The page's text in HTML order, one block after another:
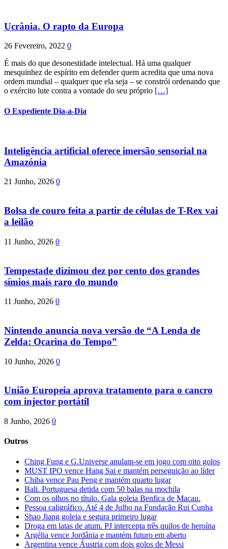
Ucrânia. O rapto da Europa
26 Fevereiro, 2022 0
É mais do que desonestidade intelectual. Há uma qualquer
mesquinhez de espírito em defender quem acredita que uma nova
ordem mundial – qualquer que ela seja – se constrói ordenando que
o exército lute contra a vontade do seu próprio […]
O Expediente Dia-a-Dia
Inteligência artificial oferece imersão sensorial na
Amazónia
21 Junho, 2026 0
Bolsa de couro feita a partir de células de T-Rex vai
a leilão
11 Junho, 2026 0
Tempestade dizimou dez por cento dos grandes
símios mais raro do mundo
11 Junho, 2026 0
Nintendo anuncia nova versão de “A Lenda de
Zelda: Ocarina do Tempo”
10 Junho, 2026 0
União Europeia aprova tratamento para o cancro
com injector portátil
8 Junho, 2026 0
Outros
Ching Fung e G.Universe anulam-se em jogo com oito golos
MUST IPO vence Hang Sai e mantém perseguição ao líder
Chiba vence Pau Peng e mantém quarto lugar
Bali. Portuguesa detida com 50 balas na mochila
Com os olhos no título. Gala goleia Benfica de Macau.
Pessoa caligráfico. Até 4 de Julho na Fundação Rui Cunha
Shao Jiang goleia e segura primeiro lugar
Droga em latas de atum. PJ intercepta três quilos de heroína
Argélia vence Jordânia e mantém futuro em aberto
Argentina vence Áustria com dois golos de Messi